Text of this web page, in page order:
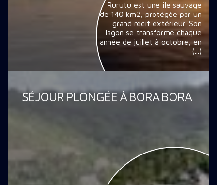
Rurutu est une île sauvage
de 140 km2, protégée par un
grand récif extérieur. Son
lagon se transforme chaque
année de juillet à octobre, en
(...)
SÉJOUR PLONGÉE À BORA BORA